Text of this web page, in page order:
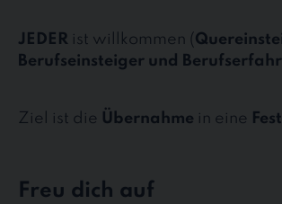
JEDER ist willkommen (
Berufseinsteiger und
Ziel ist die Übernahme in eine
Freu dich auf